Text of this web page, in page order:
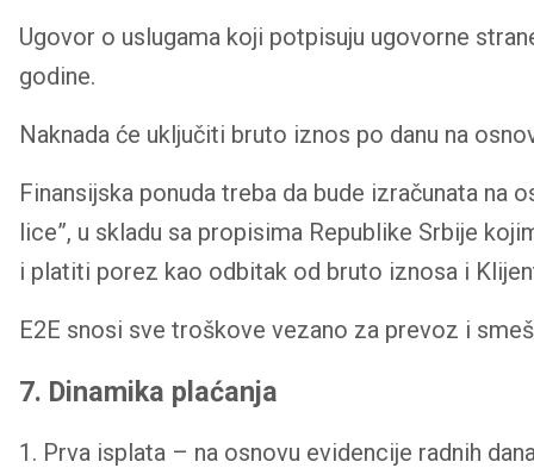
Ugovor o uslugama koji potpisuju ugovorne
godine.
Naknada će uključiti bruto iznos po danu na
Finansijska ponuda treba da bude izračunata na
lice”, u skladu sa propisima Republike Srbije
i platiti porez kao odbitak od bruto iznosa i
E2E snosi sve troškove vezano za prevoz i
7. Dinamika plaćanja
1. Prva isplata – na osnovu evidencije radnih